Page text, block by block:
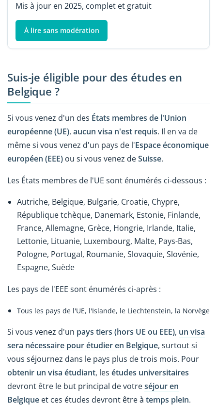
Mis à jour en 2025, complet et gratuit
À lire sans modération
Suis-je éligible pour des études en
Belgique ?
Si vous venez d'un des États membres de l'Union
européenne (UE), aucun visa n'est requis. Il en va de
même si vous venez d'un pays de l'Espace économique
européen (EEE) ou si vous venez deSuisse.
Les États membres de l'UE sont énumérés ci-dessous :
Autriche, Belgique, Bulgarie, Croatie, Chypre,
République tchèque, Danemark, Estonie, Finlande,
France, Allemagne, Grèce, Hongrie, Irlande, Italie,
Lettonie, Lituanie, Luxembourg, Malte, Pays-Bas,
Pologne, Portugal, Roumanie, Slovaquie, Slovénie,
Espagne, Suède
Les pays de l'EEE sont énumérés ci-après :
Tous les pays de l'UE, l'Islande, le Liechtenstein, la Norvège
Si vous venez d'un pays tiers (hors UE ou EEE), un visa
sera nécessaire pour étudier en Belgique, surtout si
vous séjournez dans le pays plus de trois mois. Pour
obtenir un visa étudiant, les études universitaires
devront être le but principal de votreséjour en
Belgique et ces études devront être à temps plein.